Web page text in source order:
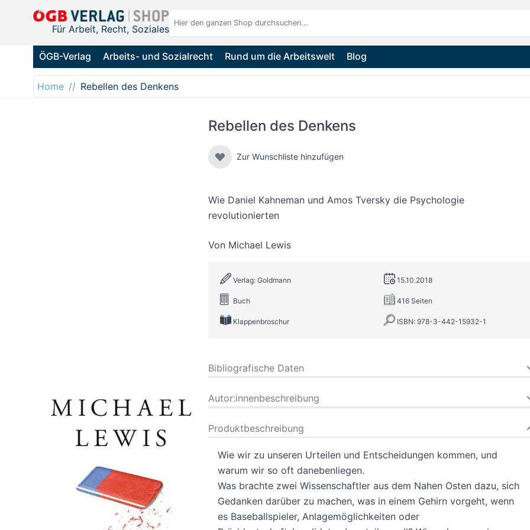
Direkt zum Inhalt
Für Arbeit, Recht, Soziales
ÖGB-Verlag Arbeits- und Sozialrecht Rund um die Arbeitswelt Blog
Home Rebellen des Denkens
Rebellen des Denkens
Zur Wunschliste hinzufügen
Wie Daniel Kahneman und Amos Tversky die Psychologie
revolutionierten
Von Michael Lewis
Verlag: Goldmann 15.10.2018
Buch 416 Seiten
Klappenbroschur ISBN: 978-3-442-15932-1
Bibliografische Daten
Autor:innenbeschreibung
Produktbeschreibung
Wie wir zu unseren Urteilen und Entscheidungen kommen, und
warum wir so oft danebenliegen.
Was brachte zwei Wissenschaftler aus dem Nahen Osten dazu, sich
Gedanken darüber zu machen, was in einem Gehirn vorgeht, wenn
es Baseballspieler, Anlagemöglichkeiten oder